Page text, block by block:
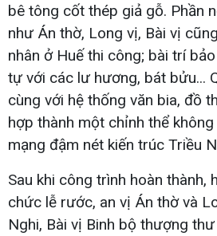
bê tông cốt thép giả gỗ. Phần
như Án thờ, Long vị, Bài vị
nhân ở Huế thi công; bài trí
tự với các lư hương, bát bửu...
cùng với hệ thống văn bia, đồ
hợp thành một chỉnh thể
mạng đậm nét kiến trúc Triều
Sau khi công trình hoàn thành,
chức lễ rước, an vị Án thờ và
Nghi, Bài vị Binh bộ thượng